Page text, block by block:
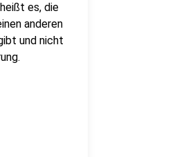
es, die
anderen
und nicht